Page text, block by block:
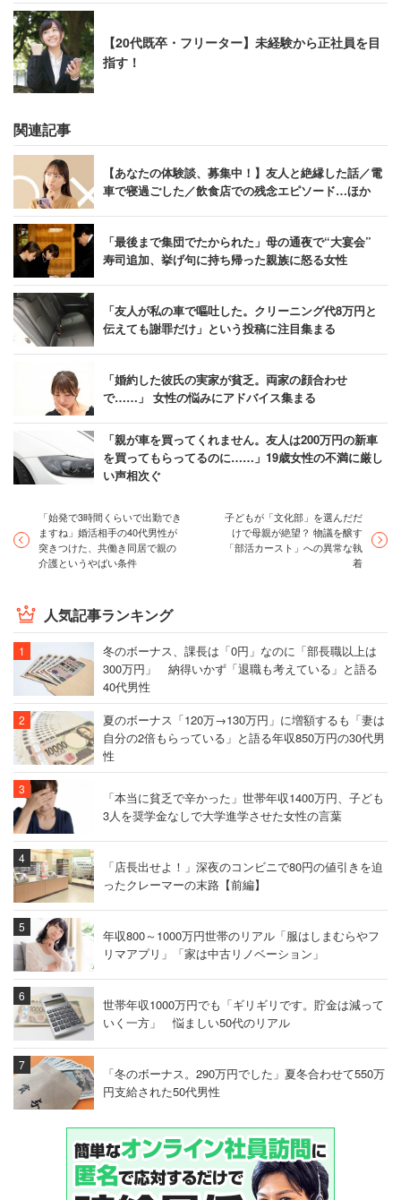
【20代既卒・フリーター】未経験から正社員を目
指す！
関連記事
【あなたの体験談、募集中！】友人と絶縁した話／電
車で寝過ごした／飲食店での残念エピソード…ほか
「最後まで集団でたかられた」母の通夜で“大宴会”
寿司追加、挙げ句に持ち帰った親族に怒る女性
「友人が私の車で嘔吐した。クリーニング代8万円と
伝えても謝罪だけ」という投稿に注目集まる
「婚約した彼氏の実家が貧乏。両家の顔合わせ
で……」 女性の悩みにアドバイス集まる
「親が車を買ってくれません。友人は200万円の新車
を買ってもらってるのに……」19歳女性の不満に厳し
い声相次ぐ
「始発で3時間くらいで出勤でき
ますね」婚活相手の40代男性が
突きつけた、共働き同居で親の
介護というやばい条件
子どもが「文化部」を選んだだ
けで母親が絶望？ 物議を醸す
「部活カースト」への異常な執
着
人気記事ランキング
冬のボーナス、課長は「0円」なのに「部長職以上は
300万円」 納得いかず「退職も考えている」と語る
40代男性
夏のボーナス「120万→130万円」に増額するも「妻は
自分の2倍もらっている」と語る年収850万円の30代男
性
「本当に貧乏で辛かった」世帯年収1400万円、子ども
3人を奨学金なしで大学進学させた女性の言葉
「店長出せよ！」深夜のコンビニで80円の値引きを迫
ったクレーマーの末路【前編】
年収800～1000万円世帯のリアル「服はしまむらやフ
リマアプリ」「家は中古リノベーション」
世帯年収1000万円でも「ギリギリです。貯金は減って
いく一方」 悩ましい50代のリアル
「冬のボーナス。290万円でした」夏冬合わせて550万
円支給された50代男性